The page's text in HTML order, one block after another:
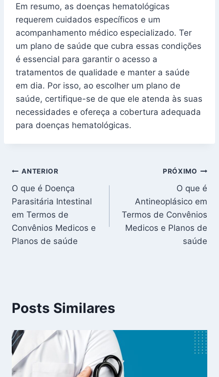
Em resumo, as doenças hematológicas
requerem cuidados específicos e um
acompanhamento médico especializado. Ter
um plano de saúde que cubra essas condições
é essencial para garantir o acesso a
tratamentos de qualidade e manter a saúde
em dia. Por isso, ao escolher um plano de
saúde, certifique-se de que ele atenda às suas
necessidades e ofereça a cobertura adequada
para doenças hematológicas.
Navegação
de
Post
ANTERIOR
O que é Doença
Parasitária Intestinal
em Termos de
Convênios Medicos e
Planos de saúde
PRÓXIMO
O que é
Antineoplásico em
Termos de Convênios
Medicos e Planos de
saúde
Posts Similares